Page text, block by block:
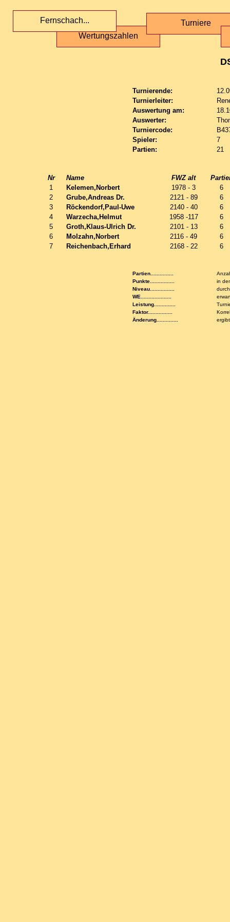
Wertungszahlen
Fernschach... Turniere
Turnierende:
Turnierleiter:
Auswertung am:
Auswerter:
Turniercode:
Spieler:
7
Partien:
21
Nr Name FWZ alt
1
Kelemen,Norbert 1978 - 3
6
2
Grube,Andreas Dr. 2121 - 89
6
3
Röckendorf,Paul-Uwe 2140 - 40
6
4
Warzecha,Helmut 1958 -117
6
5
Groth,Klaus-Ulrich Dr. 2101 - 13
6
6
Molzahn,Norbert 2116 - 49
6
7
Reichenbach,Erhard 2168 - 22 6
Partien...............
Punkte................
in
Niveau................
WE....................
Leistung..............
Faktor................
Änderung..............